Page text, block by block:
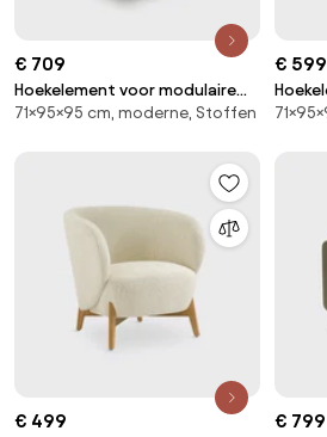
€ 709
Hoekelement voor modulaire
bank, in badstof, Seven
71×95×95 cm, moderne, Stoffen
€ 599
bank,
€ 499 € 799